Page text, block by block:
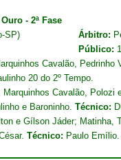
- 2ª Fase
SP) Árbitro:
Público:
Cavalão,
20 do 2º Tempo.
Cavalão, Polozi
e Baroninho. Técnico:
e Gílson Jáder; Matinha,
Técnico: Paulo Emílio.